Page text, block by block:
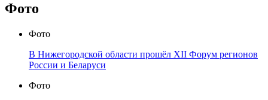
Фото
Фото
В Нижегородской области прошёл XII Форум регионов
России и Беларуси
Фото